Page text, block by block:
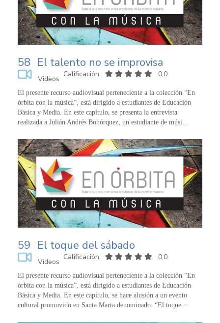
58 El talento no se improvisa
Videos
Calificación 0,0
El presente recurso audiovisual perteneciente a la colección “En
órbita con la música”, está dirigido a estudiantes de Educación
Básica y Media. En este capítulo, se presenta la entrevista
realizada a Julián Andrés Bohórquez, un estudiante de músi...
59 El toque del sábado
Videos
Calificación 0,0
El presente recurso audiovisual perteneciente a la colección “En
órbita con la música”, está dirigido a estudiantes de Educación
Básica y Media. En este capítulo, se hace alusión a un evento
cultural promovido en Santa Marta denominado: “El toque ...